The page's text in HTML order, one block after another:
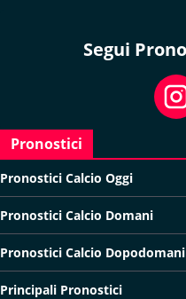
Segui
Pronostici
Pronostici Calcio Oggi
Pronostici Calcio Domani
Pronostici Calcio Dopodomani
Principali Pronostici